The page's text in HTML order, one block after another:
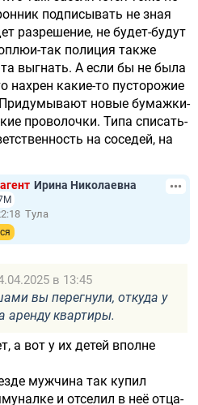
подписывать не зная
разрешение, не будет-будут
так полиция также
выгнать. А если бы не была
нахрен какие-то пусторожие
новые бумажки-
проволочки. Типа списать-
на соседей, на
Ирина Николаевна
Тула
в 13:45
вы перегнули, откуда у
аренду квартиры.
а вот у их детей вполне
мужчина так купил
и отселил в неё отца-